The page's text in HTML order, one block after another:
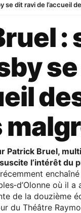
se dit ravi de l’accueil
:
Patrick Bruel,
l’intérêt du
où il
de la douzième
du Théâtre